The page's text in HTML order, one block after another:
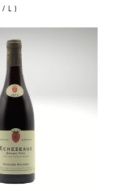
/ pro
L )